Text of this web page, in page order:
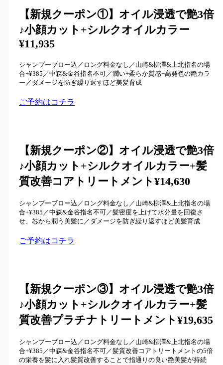
【新規クーポン①】 オイル浸透で艶3倍
♪小顔カット+シルクオイルカラー
¥11,935
シャンプーブロー込／ロング料金なし／山崎&柳澤&上北指名の場
合+¥385／中森&金谷指名不可／潤い+柔らか質感+高発色の艶カラ
ー／ダメージを防ぎ繰り返すほど美髪育成
ご予約はコチラ
【新規クーポン②】 オイル浸透で艶3倍
♪小顔カット+シルクオイルカラー+髪
質改善コアトリートメント¥14,630
シャンプーブロー込／ロング料金なし／山崎&柳澤&上北指名の場
合+¥385／中森&金谷指名不可／髪密度を上げて水分量を回復さ
せ、芯から潤う美髪に／ダメージを防ぎ繰り返すほど美髪育成
ご予約はコチラ
【新規クーポン③】 オイル浸透で艶3倍
♪小顔カット+シルクオイルカラー+髪
質改善プラチナ トリートメント¥19,635
シャンプーブロー込／ロング料金なし／山崎&柳澤&上北指名の場
合+¥385／中森&金谷指名不可／髪質改善コアトリートメントの5倍
の栄養を髪に入れ髪質改善することで指通りの良い艶美髪が持続